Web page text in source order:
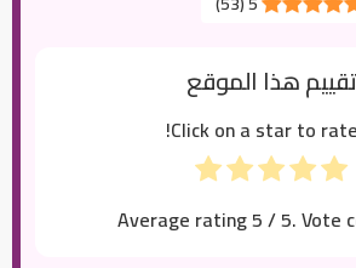
تقييم هذا الموقع
Click on a star to
Average rating5/ 5. Vote